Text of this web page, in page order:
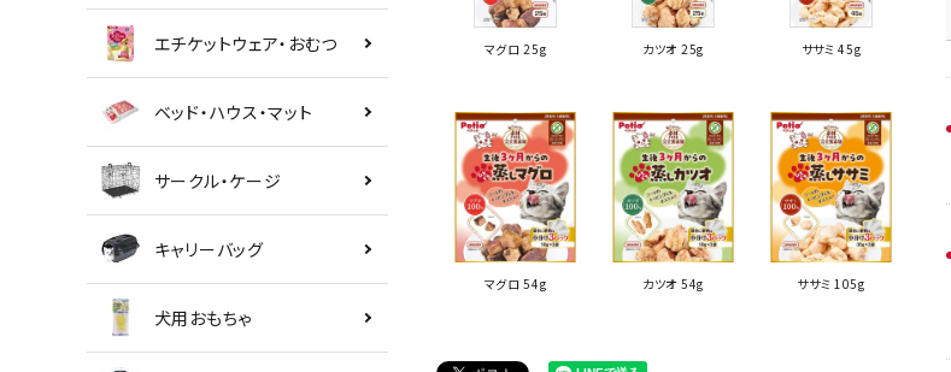
エチケットウェア・おむつ
ベッド・ハウス・マット
サークル・ケージ
キャリーバッグ
犬用おもちゃ
マグロ 25g カツオ 25g ササミ 45g
マグロ 54g カツオ 54g ササミ 105g